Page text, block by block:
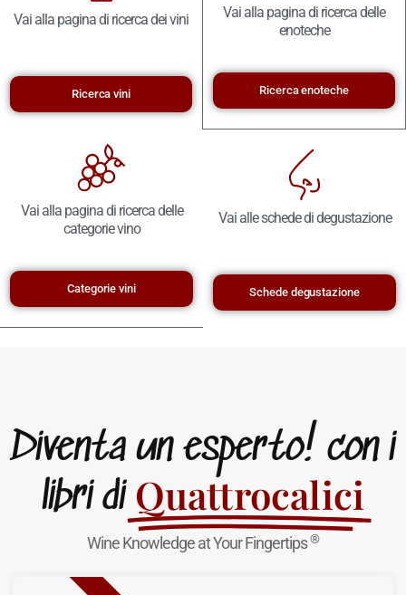
Vai alla pagina di ricerca dei vini
Ricerca vini
Vai alla pagina di ricerca delle
enoteche
Ricerca enoteche
Vai alla pagina di ricerca delle
categorie vino
Categorie vini
Vai alle schede di degustazione
Schede degustazione
Diventa un esperto! con i
libri di Quattrocalici
Wine Knowledge at Your Fingertips®